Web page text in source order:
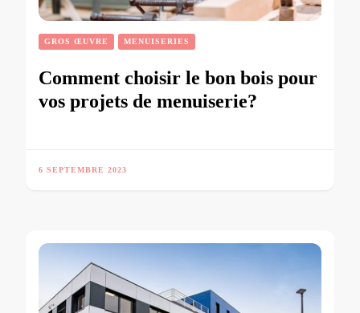
GROS ŒUVRE MENUISERIES
Comment choisir le bon bois pour
vos projets de menuiserie?
6 SEPTEMBRE 2023